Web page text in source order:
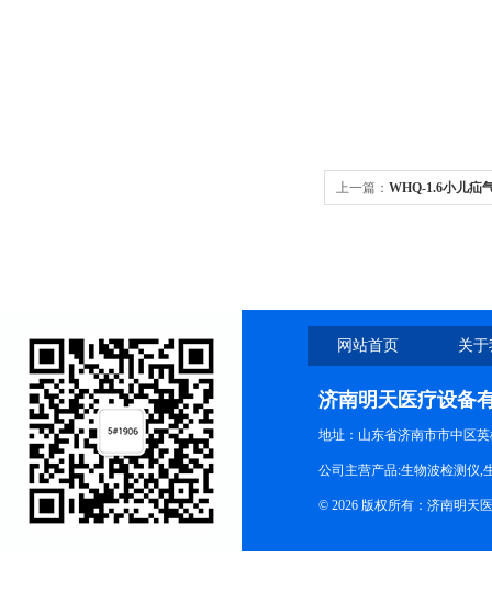
上一篇： WHQ-1.6小儿疝
网站首页 关
济南明天医疗设备
地址：山东省济南市市中区
公司主营产品:生物波检测仪,
© 2026 版权所有：济南明天